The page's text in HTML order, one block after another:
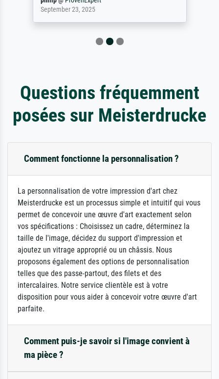
September 23, 2025
Questions fréquemment
posées sur Meisterdrucke
Comment fonctionne la personnalisation ?
La personnalisation de votre impression d'art chez
Meisterdrucke est un processus simple et intuitif qui vous
permet de concevoir une œuvre d'art exactement selon
vos spécifications : Choisissez un cadre, déterminez la
taille de l'image, décidez du support d'impression et
ajoutez un vitrage approprié ou un châssis. Nous
proposons également des options de personnalisation
telles que des passe-partout, des filets et des
intercalaires. Notre service clientèle est à votre
disposition pour vous aider à concevoir votre œuvre d'art
parfaite.
Comment puis-je savoir si l'image convient à
ma pièce ?